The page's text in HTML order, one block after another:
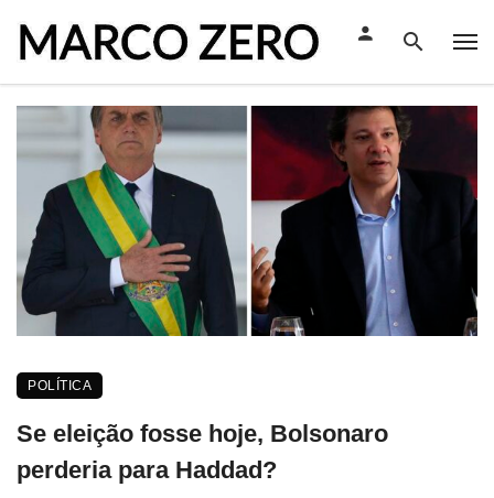
POLÍTICA
Se eleição fosse hoje, Bolsonaro
perderia para Haddad?